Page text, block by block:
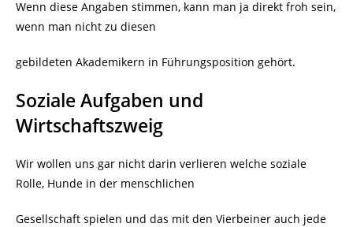
Wenn diese Angaben stimmen, kann man ja direkt froh sein,
wenn man nicht zu diesen
gebildeten Akademikern in Führungsposition gehört.
Soziale Aufgaben und
Wirtschaftszweig
Wir wollen uns gar nicht darin verlieren welche soziale
Rolle, Hunde in der menschlichen
Gesellschaft spielen und das mit den Vierbeiner auch jede